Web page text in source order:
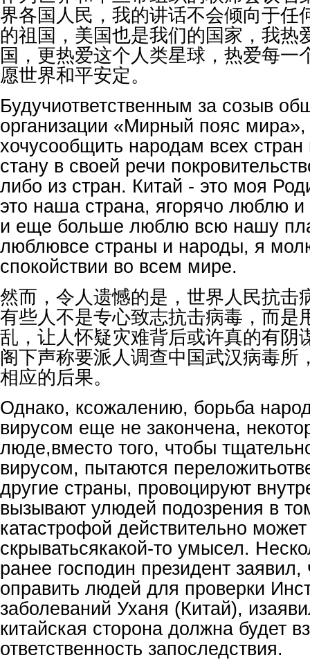
界各国人民，我的讲话不会倾向于任
的祖国，美国也是我们的国家，我热
国，更热爱这个人类星球，热爱每一
愿世界和平安定。
Будучиответственным за созыв
организации «Мирный пояс мира»,
хочусообщить народам всех
стану в своей речи
либо из стран. Китай - это моя
это наша страна, ягорячо люблю
и еще больше люблю всю нашу
люблювсе страны и народы, я
спокойствии во всем мире.
然而，令人遗憾的是，世界人民抗击
有些人不是专心致志抗击病毒，而是
乱，让人怀疑灾难背后或许真的有阴
阁下声称要派人调查中国武汉病毒所
相应的后果。
Однако, ксожалению, борьба
вирусом еще не закончена,
люде,вместо того, чтобы
вирусом, пытаются
другие страны, провоцируют
вызывают улюдей подозрения в
катастрофой действительно может
скрыватьсякакой-то умысел.
ранее господин президент заявил,
оправить людей для проверки
заболеваний Уханя (Китай),
китайская сторона должна будет
ответственность запоследствия.